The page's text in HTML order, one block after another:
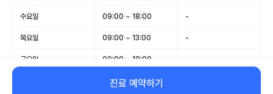
수요일 09:00 ~ 18:00 -
목요일 09:00 ~ 13:00 -
금요일 09:00 ~ 18:00
09:00 ~ 13:00
진료 예약하기